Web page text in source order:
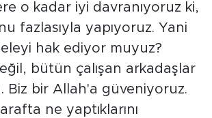
o kadar iyi davranıyoruz ki,
fazlasıyla yapıyoruz. Yani
hak ediyor muyuz?
bütün çalışan arkadaşlar
Biz bir Allah'a güveniyoruz.
ne yaptıklarını